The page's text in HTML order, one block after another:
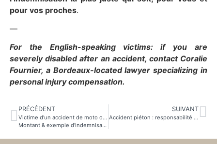
pour vos proches.
—
For the English-speaking victims: if you are
severely disabled after an accident, contact Coralie
Fournier, a Bordeaux-located lawyer specializing in
personal injury compensation.
PRÉCÉDENT
Victime d’un accident de moto ou scooter ?
Montant & exemple d’indemnisation
SUIVANT
Accident piéton : responsabilité et indemnisation du piéton victime